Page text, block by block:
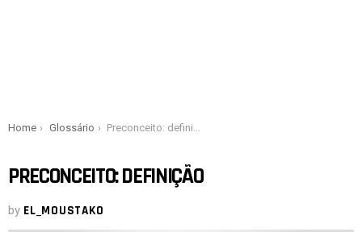
You are here:
Home Glossário Preconceito: definição
PRECONCEITO: DEFINIÇÃO
by EL_MOUSTAKO